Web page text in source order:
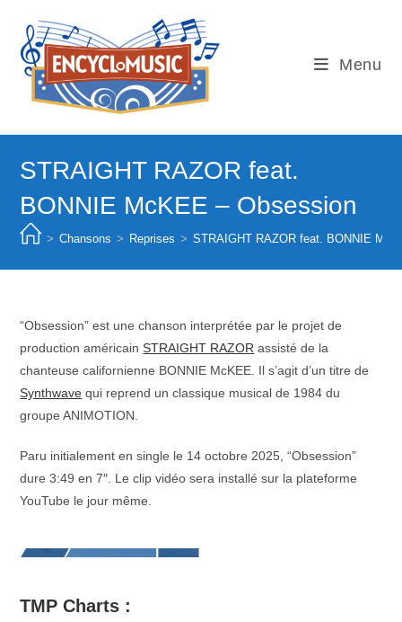
content
Menu
STRAIGHT RAZOR feat.
BONNIE McKEE – Obsession
> Chansons > Reprises > STRAIGHT RAZOR feat. BONNIE
“Obsession” est une chanson interprétée par le projet de
production américainSTRAIGHT RAZOR assisté de la
chanteuse californienne BONNIE McKEE. Il s’agit d’un titre de
Synthwave qui reprend un classique musical de 1984 du
groupe ANIMOTION.
Paru initialement en single le 14 octobre 2025, “Obsession”
dure 3:49 en 7″. Le clip vidéo sera installé sur la plateforme
YouTube le jour même.
TMP Charts :